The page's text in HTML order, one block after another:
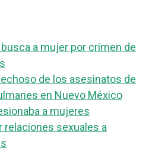
a mujer por crimen de
de los asesinatos de
en Nuevo México
a mujeres
relaciones sexuales a